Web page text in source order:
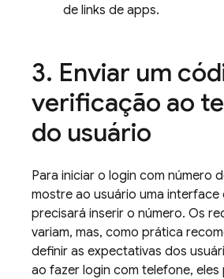
de links de apps.
Enviar um
verificação ao
do usuário
Para iniciar o login com número
mostre ao usuário uma interface
precisará inserir o número. Os
variam, mas, como prática
definir as expectativas dos
ao fazer login com telefone,